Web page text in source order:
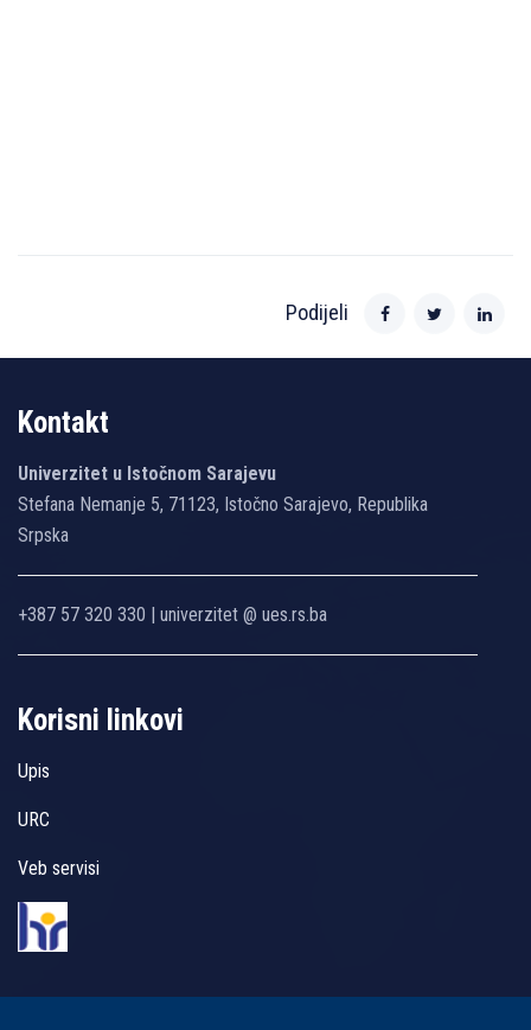
Podijeli
Kontakt
Univerzitet u Istočnom Sarajevu
Stefana Nemanje 5, 71123, Istočno Sarajevo, Republika
Srpska
+387 57 320 330 | univerzitet @ ues.rs.ba
Korisni linkovi
Upis
URC
Veb servisi